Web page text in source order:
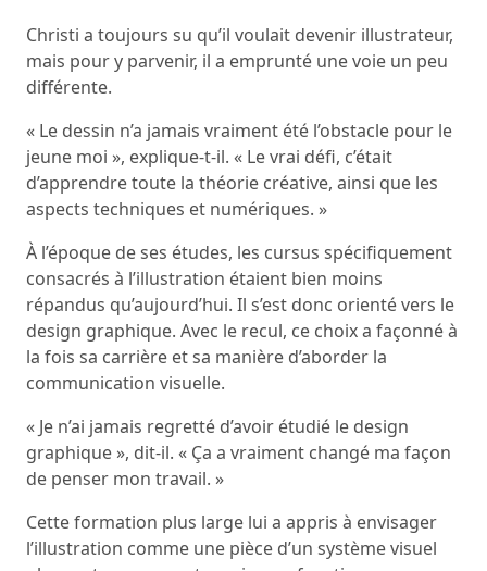
Christi a toujours su qu’il voulait devenir illustrateur,
mais pour y parvenir, il a emprunté une voie un peu
différente.
« Le dessin n’a jamais vraiment été l’obstacle pour le
jeune moi », explique-t-il. « Le vrai défi, c’était
d’apprendre toute la théorie créative, ainsi que les
aspects techniques et numériques. »
À l’époque de ses études, les cursus spécifiquement
consacrés à l’illustration étaient bien moins
répandus qu’aujourd’hui. Il s’est donc orienté vers le
design graphique. Avec le recul, ce choix a façonné à
la fois sa carrière et sa manière d’aborder la
communication visuelle.
« Je n’ai jamais regretté d’avoir étudié le design
graphique », dit-il. « Ça a vraiment changé ma façon
de penser mon travail. »
Cette formation plus large lui a appris à envisager
l’illustration comme une pièce d’un système visuel